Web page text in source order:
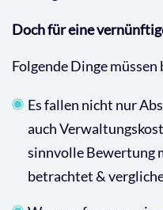
Doch für eine
Folgende Dinge
Es fallen nicht nur
auch
sinnvolle Bewertung
betrachtet &